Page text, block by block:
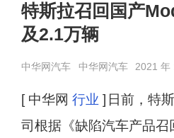
特斯拉召回国产
及2.1万辆
中华网汽车 中华网汽车 2021 年
[ 中华网 行业 ] 日前，特
司根据《缺陷汽车产品召